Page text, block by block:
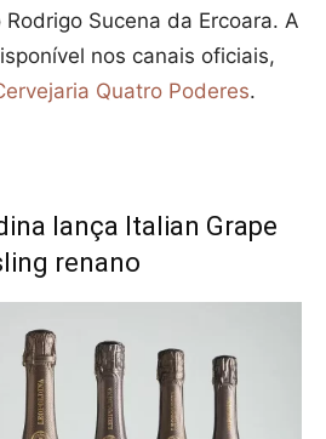
Sucena da Ercoara. A
nos canais oficiais,
Quatro Poderes.
lança Italian Grape
renano